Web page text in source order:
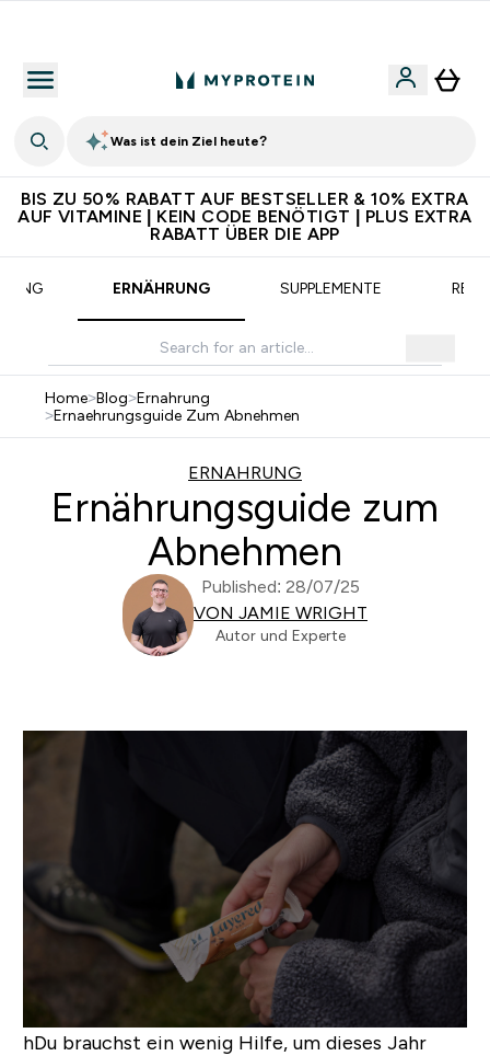
Was ist dein Ziel heute?
BIS ZU 50% RABATT AUF BESTSELLER & 10% EXTRA
AUF VITAMINE | KEIN CODE BENÖTIGT | PLUS EXTRA
RABATT ÜBER DIE APP
ERNÄHRUNG SUPPLEMENTE
Home>Blog>Ernahrung
>Ernaehrungsguide Zum Abnehmen
ERNAHRUNG
Ernährungsguide zum
Abnehmen
Published: 28/07/25
VON JAMIE WRIGHT
Autor und Experte
hDu brauchst ein wenig Hilfe, um dieses Jahr